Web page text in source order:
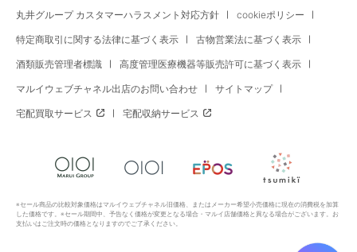
丸井グループ カスタマーハラスメント対応方針 cookieポリシー
特定商取引に関する法律に基づく表示 古物営業法に基づく表示
酒類販売管理者標識 高度管理医療機器等販売許可に基づく表示
マルイウェブチャネル出店のお問い合わせ サイトマップ
宅配買取サービス 宅配収納サービス
※セール商品の比較対象価格はマルイウェブチャネル旧価格、またはメーカー希望小売価格に現在の消費税を加算
した価格です。※セール期間中、予告なく価格が変更となる場合・マルイ店舗価格と異なる場合がございます。お
支払いはご注文時の価格となりますのでご了承ください。